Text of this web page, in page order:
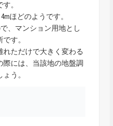
。
ほどのようです。
、マンション用地とし
す。
ただけで大きく変わる
際には、当該地の地盤調
う。